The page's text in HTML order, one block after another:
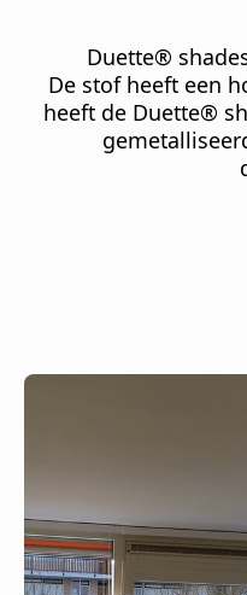
Duette®
De stof heeft een
heeft de Duette®